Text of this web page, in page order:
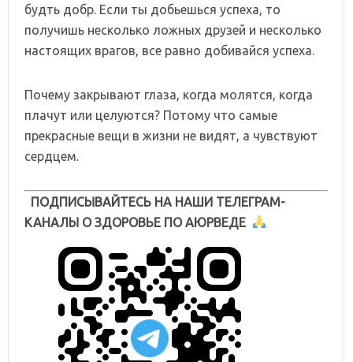
будть добр. Если ты добьешься успеха, то
получишь несколько ложных друзей и несколько
настоящих врагов, все равно добивайся успеха.
Почему закрывают глаза, когда молятся, когда
плачут или целуются? Потому что самые
прекрасные вещи в жизни не видят, а чувствуют
сердцем.
ПОДПИСЫВАЙТЕСЬ НА НАШИ ТЕЛЕГРАМ-
КАНАЛЫ О ЗДОРОВЬЕ ПО АЮРВЕДЕ